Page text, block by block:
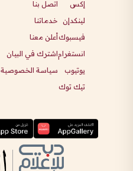
إكس
لينكدإن
فيسبوك
انستغرام
يوتيوب
تيك توك
اتصل بنا
خدماتنا
أعلن معنا
اشترك في البيان
سياسة الخصوصية